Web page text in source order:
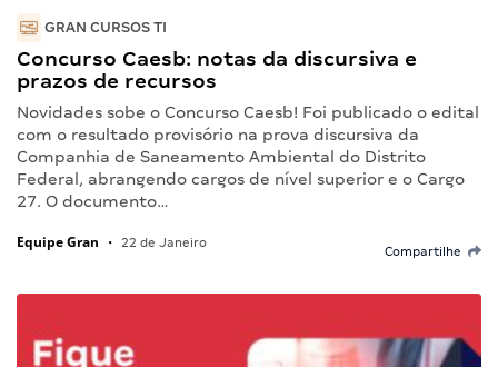
GRAN CURSOS TI
Concurso Caesb: notas da discursiva e
prazos de recursos
Novidades sobe o Concurso Caesb! Foi publicado o edital
com o resultado provisório na prova discursiva da
Companhia de Saneamento Ambiental do Distrito
Federal, abrangendo cargos de nível superior e o Cargo
27. O documento…
Equipe Gran • 22 de Janeiro
Compartilhe